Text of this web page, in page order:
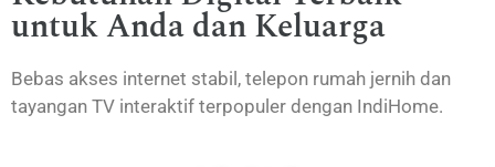
untuk Anda dan Keluarga
Bebas akses internet stabil, telepon rumah jernih dan
tayangan TV interaktif terpopuler dengan IndiHome.